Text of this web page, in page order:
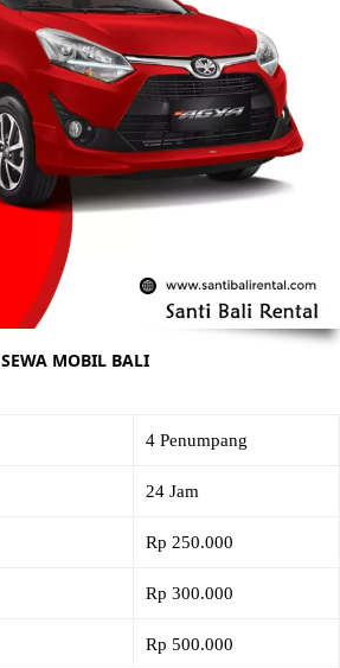
SEWA MOBIL BALI
4 Penumpang
24 Jam
Rp 250.000
Rp 300.000
Rp 500.000